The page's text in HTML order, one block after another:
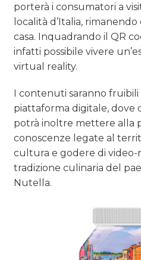
porterà i consumatori a
località d’Italia,
casa. Inquadrando il QR
infatti possibile vivere
virtual reality.
I contenuti saranno fruibili
piattaforma digitale, dove
potrà inoltre mettere alla
conoscenze legate al
cultura e godere di
tradizione culinaria del
Nutella.